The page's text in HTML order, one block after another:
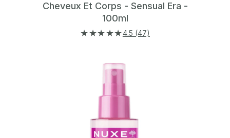
Cheveux Et Corps - Sensual Era -
100ml
★★★★★4.5 (47)